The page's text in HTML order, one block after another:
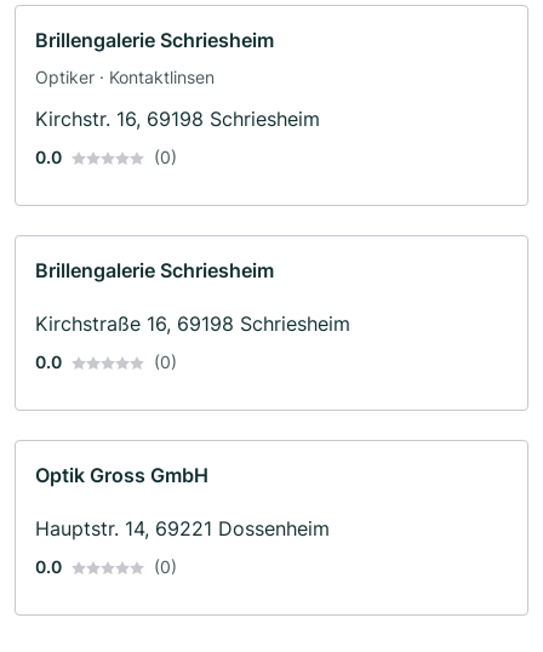
Brillengalerie Schriesheim
Optiker · Kontaktlinsen
Kirchstr. 16, 69198 Schriesheim
0.0 (0)
Brillengalerie Schriesheim
Kirchstraße 16, 69198 Schriesheim
0.0 (0)
Optik Gross GmbH
Hauptstr. 14, 69221 Dossenheim
0.0 (0)